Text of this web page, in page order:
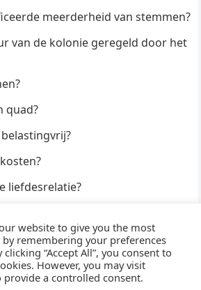
meerderheid van stemmen?
van de kolonie geregeld door het
quad?
liefdesrelatie?
- Thema doorWPEnjoy· Aangedreven door
website to give you the most
by remembering your preferences
“Accept All”, you consent to
However, you may visit
provide a controlled consent.